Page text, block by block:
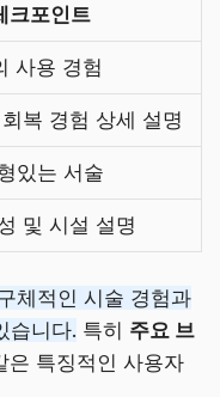
크포인트
사용 경험
복 경험 상세 설명
있는 서술
및 시설 설명
체적인 시술 경험과
습니다. 특히 주요 브
은 특징적인 사용자